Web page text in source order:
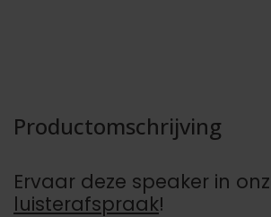
Productomschrijving
Ervaar deze speaker in
luisterafspraak!